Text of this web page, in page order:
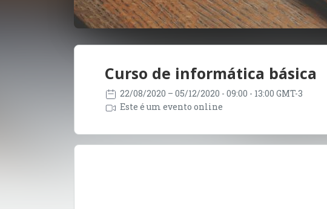
Curso de informática básica
22/08/2020 – 05/12/2020 - 09:00 - 13:00 GMT-3
Este é um evento online